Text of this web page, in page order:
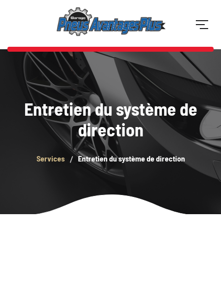
Entretien du système de
direction
Services Entretien du système de direction